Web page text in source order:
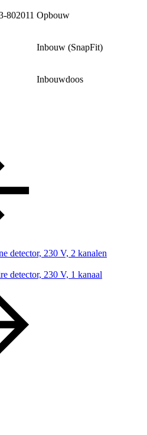
802011 Opbouw
Inbouw (SnapFit)
Inbouwdoos
detector, 230 V, 2 kanalen
detector, 230 V, 1 kanaal